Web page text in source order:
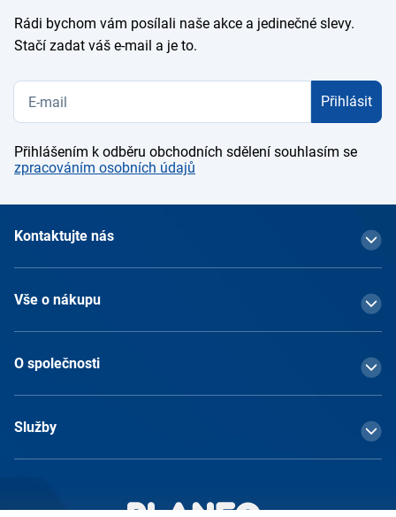
Rádi bychom vám posílali naše akce a jedinečné slevy.
Stačí zadat váš e-mail a je to.
Přihlásit
Přihlášením k odběru obchodních sdělení souhlasím se
zpracováním osobních údajů
Kontaktujte nás
Vše o nákupu
O společnosti
Služby